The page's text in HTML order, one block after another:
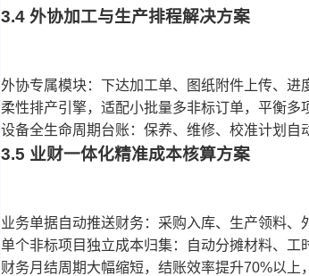
3.4 外协加工与生产排程解决方案
外协专属模块：下达加工单、图纸附件上传、进
柔性排产引擎，适配小批量多非标订单，平衡多
设备全生命周期台账：保养、维修、校准计划自
3.5 业财一体化精准成本核算方案
业务单据自动推送财务：采购入库、生产领料、
单个非标项目独立成本归集：自动分摊材料、工
财务月结周期大幅缩短，结账效率提升70%以上